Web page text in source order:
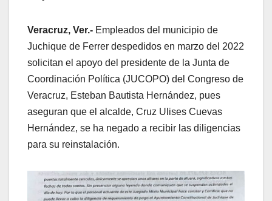
Veracruz, Ver.- Empleados del municipio de
Juchique de Ferrer despedidos en marzo del 2022
solicitan el apoyo del presidente de la Junta de
Coordinación Política (JUCOPO) del Congreso de
Veracruz, Esteban Bautista Hernández, pues
aseguran que el alcalde, Cruz Ulises Cuevas
Hernández, se ha negado a recibir las diligencias
para su reinstalación.